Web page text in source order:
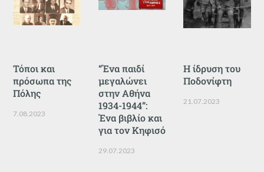
Τόποι και
πρόσωπα της
Πόλης
7.08.2023
“Ένα παιδί
μεγαλώνει
στην Αθήνα
1934-1944”:
Ένα βιβλίο και
για τον Κηφισό
29.07.2023
Η ίδρυση του
Ποδονίφτη
21.07.2023